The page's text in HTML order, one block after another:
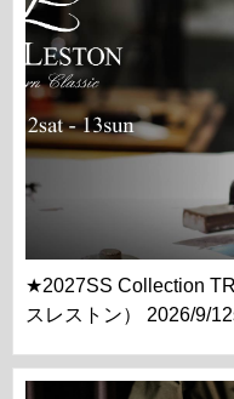
★2027SS Collection
スレストン） 2026/9/